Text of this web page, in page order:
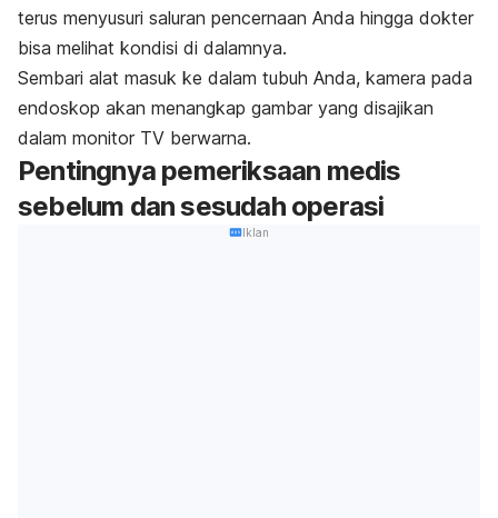
terus menyusuri saluran pencernaan Anda hingga dokter
bisa melihat kondisi di dalamnya.
Sembari alat masuk ke dalam tubuh Anda, kamera pada
endoskop akan menangkap gambar yang disajikan
dalam monitor TV berwarna.
Pentingnya pemeriksaan medis
sebelum dan sesudah operasi
Iklan